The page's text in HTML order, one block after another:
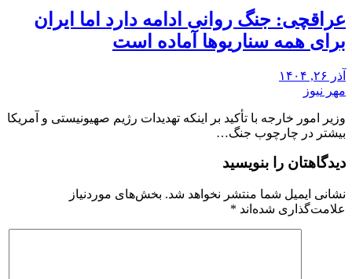
عراقچی: جنگ روانی ادامه دارد اما ایران
برای همه سناریوها آماده است
آذر ۲۶, ۱۴۰۴
مهر نیوز
وزیر امور خارجه با تأکید بر اینکه تهدیدات رژیم صهیونیستی و آمریکا
بیشتر در چارچوب جنگ…
دیدگاهتان را بنویسید
نشانی ایمیل شما منتشر نخواهد شد. بخش‌های موردنیاز
علامت‌گذاری شده‌اند *